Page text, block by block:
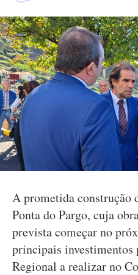
A prometida construção
Ponta do Pargo, cuja
prevista começar no
principais investimentos
Regional a realizar no